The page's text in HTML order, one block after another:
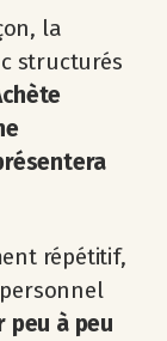
la
structurés
répétitif,
peu à peu